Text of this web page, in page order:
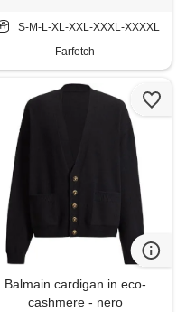
S-M-L-XL-XXL-XXXL-XXXXL
Farfetch
Balmain cardigan in eco-
cashmere - nero